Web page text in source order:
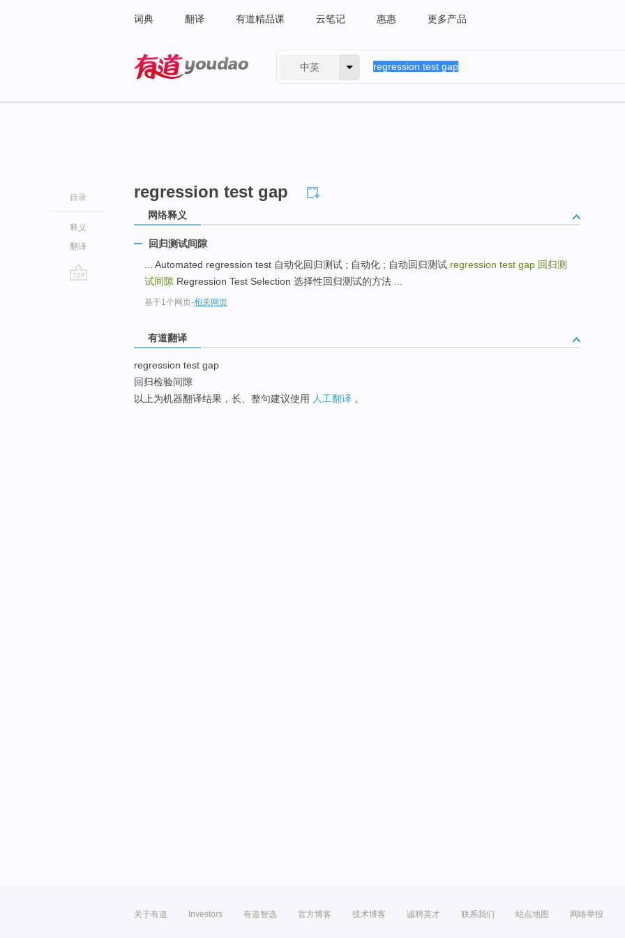
词典 翻译 有道精品课 云笔记 惠惠 更多产品
中英
目录
释义
翻译
regression test gap
网络释义
回归测试间隙
... Automated regression test 自动化回归测试 ; 自动化 ; 自动回归测试 regression test gap 回归测
试间隙 Regression Test Selection 选择性回归测试的方法 ...
基于1个网页-相关网页
有道翻译
regression test gap
回归检验间隙
以上为机器翻译结果，长、整句建议使用 人工翻译 。
关于有道 Investors 有道智选 官方博客 技术博客 诚聘英才 联系我们 站点地图 网络举报